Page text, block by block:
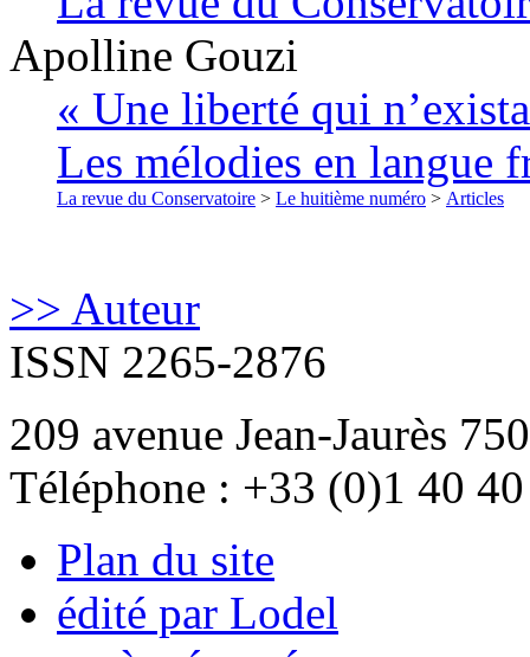
Apolline Gouzi
« Une liberté qui
Les mélodies en langue
La revue du Conservatoire > Le huitième numéro > Articles
>> Auteur
ISSN 2265-2876
209 avenue Jean-Jaurès
Téléphone : +33 (0)1 40
Plan du site
édité par Lodel